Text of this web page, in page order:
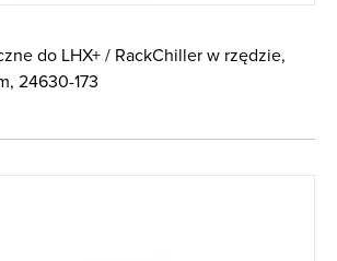
do LHX+ / RackChiller w rzędzie,
24630-173